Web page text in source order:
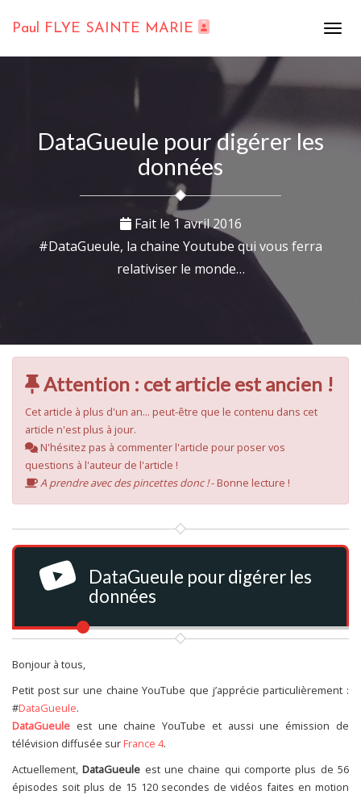
Paul FLYE SAINTE MARIE
DataGueule pour digérer les
données
Fait le 1 avril 2016
#DataGueule, la chaine Youtube qui vous ferra
relativiser le monde…
Attention : cet article est ancien !
Cet article à plus d'un an... peut-être que le contenu dans cet
article n'est plus à jour.
N'hésitez pas à commenter l'article pour poser vos
questions à l'auteur de l'article !
A prendre avec des pincettes donc !- Bonne lecture !
DataGueule pour digérer les
données
Bonjour à tous,
Petit post sur une chaine YouTube que j’apprécie particulièrement :
#DataGueule.
DataGueule est une chaine YouTube et aussi une émission de
télévision diffusée sur France 4.
Actuellement,DataGueule est une chaine qui comporte plus de 56
épisodes soit plus de 15 120 secondes de vidéos faites en motion